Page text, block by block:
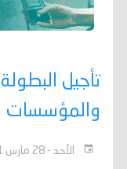
تأجيل
والمؤسسات
الأحد - 28 مارس 2021 - 02:22 م بتوقيت عدن